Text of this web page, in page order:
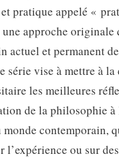
pratique appelé «
approche originale
actuel et permanent de
série vise à mettre à
les meilleures
de la philosophie à
contemporain,
l’expérience ou sur